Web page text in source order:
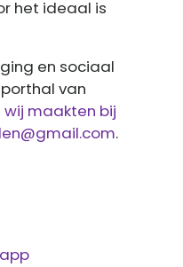
het ideaal is
en sociaal
van
maakten bij
.